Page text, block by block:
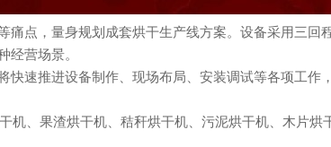
点，量身规划成套烘干生产线方案。设备采用三回
经营场景。
速推进设备制作、现场布局、安装调试等各项工作
、果渣烘干机、秸秆烘干机、污泥烘干机、木片烘